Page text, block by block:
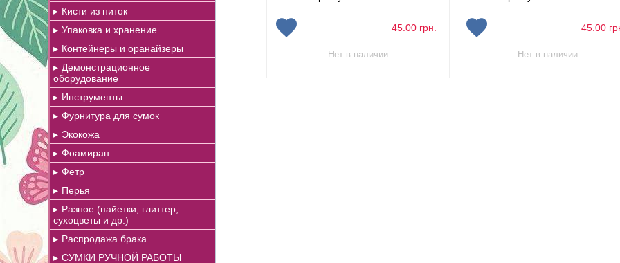
Кисти из ниток
Упаковка и хранение
Контейнеры и оранайзеры
Демонстрационное
оборудование
Инструменты
Фурнитура для сумок
Экокожа
Фоамиран
Фетр
Перья
Разное (пайетки, глиттер,
сухоцветы и др.)
Распродажа брака
СУМКИ РУЧНОЙ РАБОТЫ
45.00 грн.
Нет в наличии
45.00
Нет в наличии